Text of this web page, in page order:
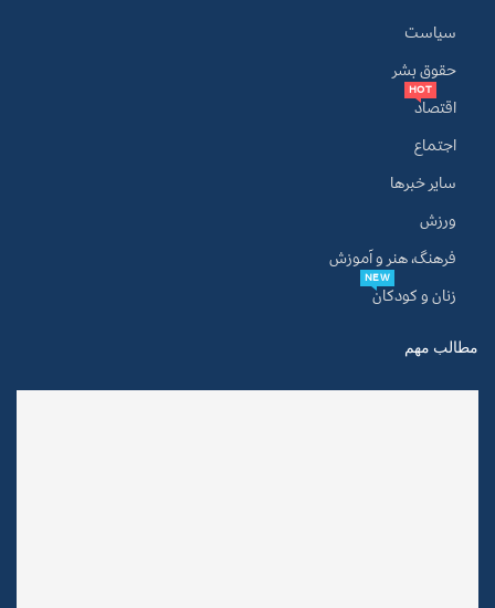
سیاست
حقوق بشر
اقتصاد
HOT
اجتماع
سایر خبرها
ورزش
فرهنگ، هنر و آموزش
زنان و کودکان
NEW
مطالب مهم